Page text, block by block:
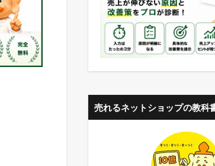
売れるネットショップの教科